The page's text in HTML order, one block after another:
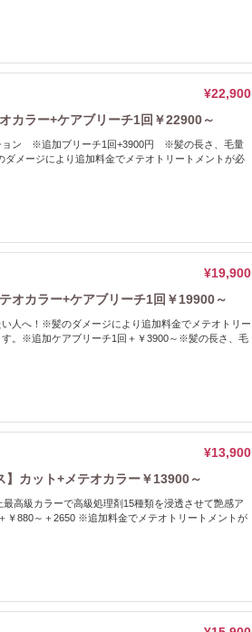
¥22,900
カラー+ケアブリーチ1回￥22900～
ョン ※追加ブリーチ1回+3900円 ※髪の長さ、毛量
メージにより追加料金でメテオトリートメントが必
¥19,900
オカラー+ケアブリーチ1回￥19900～
人へ！※髪のダメージにより追加料金でメテオトリー
す。※追加ケアブリーチ1回＋￥3900～※髪の長さ、毛
¥13,900
】カット+メテオカラー￥13900～
高級カラーで高級処理剤15種類を浸透させて艶感ア
￥880～＋2650 ※追加料金でメテオトリートメントが